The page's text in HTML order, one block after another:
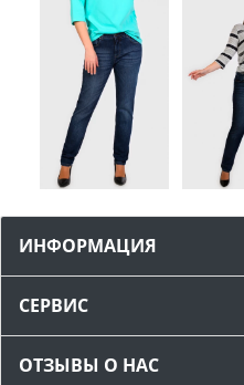
ИНФОРМАЦИЯ
СЕРВИС
ОТЗЫВЫ О НАС